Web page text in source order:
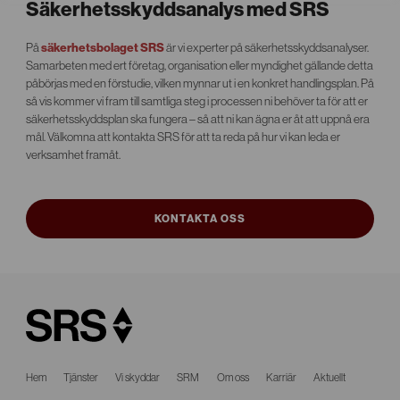
Säkerhetsskyddsanalys med SRS
Påsäkerhetsbolaget SRSär vi experter på säkerhetsskyddsanalyser.
Samarbeten med ert företag, organisation eller myndighet gällande detta
påbörjas med en förstudie, vilken mynnar ut i en konkret handlingsplan. På
så vis kommer vi fram till samtliga steg i processen ni behöver ta för att er
säkerhetsskyddsplan ska fungera – så att ni kan ägna er åt att uppnå era
mål. Välkomna att kontakta SRS för att ta reda på hur vi kan leda er
verksamhet framåt.
KONTAKTA OSS
Hem Tjänster Vi skyddar SRM Om oss Karriär Aktuellt